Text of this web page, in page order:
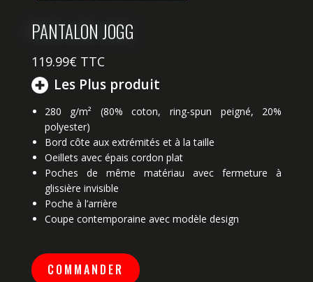
PANTALON JOGG
119.99€ TTC
Les Plus produit
280 g/m² (80% coton, ring-spun peigné, 20%
polyester)
Bord côte aux extrémités et à la taille
Oeillets avec épais cordon plat
Poches de même matériau avec fermeture à
glissière invisible
Poche à l’arrière
Coupe contemporaine avec modèle design
COMMANDER